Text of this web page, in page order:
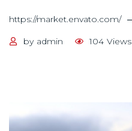
https://market.envato.com/
by admin 104 Views